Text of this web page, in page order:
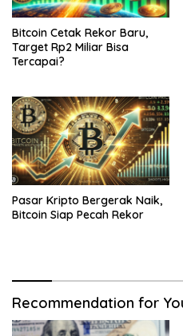
Bitcoin Cetak Rekor Baru,
Target Rp2 Miliar Bisa
Tercapai?
Pasar Kripto Bergerak Naik,
Bitcoin Siap Pecah Rekor
Recommendation for